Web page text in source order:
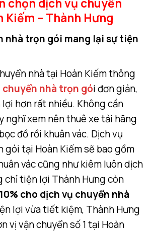
chọn dịch vụ chuyển
Kiếm – Thành Hưng
nhà trọn gói mang lại sự tiện
nhà tại Hoàn Kiếm thông
chuyển nhà trọn gói đơn giản,
hơn rất nhiều. Không cần
nghĩ xem nên thuê xe tải hãng
đồ rồi khuân vác. Dịch vụ
gói tại Hoàn Kiếm sẽ bao gồm
vác cũng như kiêm luôn dịch
chỉ tiện lợi Thành Hưng còn
cho dịch vụ chuyển nhà
lợi vừa tiết kiệm, Thành Hưng
vị vận chuyển số 1 tại Hoàn